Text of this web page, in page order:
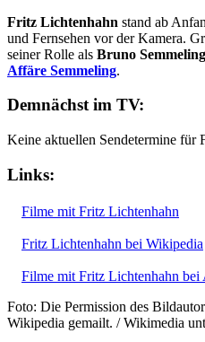
Fritz Lichtenhahn stand ab
und Fernsehen vor der Kamera.
seiner Rolle als Bruno Semmeling
Affäre Semmeling.
Demnächst im TV:
Keine aktuellen Sendetermine für
Links:
Filme mit Fritz Lichtenhahn
Fritz Lichtenhahn bei Wikipedia
Filme mit Fritz Lichtenhahn bei
Foto: Die Permission des
Wikipedia gemailt. / Wikimedia